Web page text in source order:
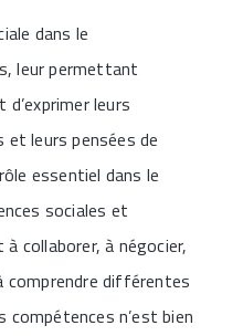
dans le
leur permettant
d’exprimer leurs
et leurs pensées de
essentiel dans le
sociales et
collaborer, à négocier,
différentes
compétences n’est bien